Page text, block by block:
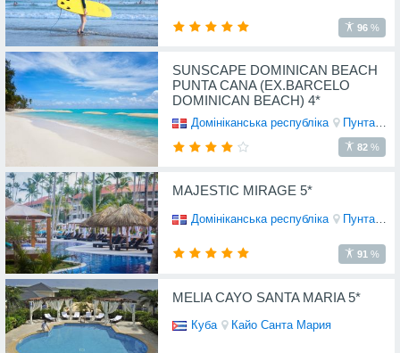
96%
SUNSCAPE DOMINICAN BEACH
PUNTA CANA (EX.BARCELO
DOMINICAN BEACH) 4*
Домініканська республіка Пунта Кана
82%
MAJESTIC MIRAGE 5*
Домініканська республіка Пунта Кана
91 %
MELIA CAYO SANTA MARIA 5*
Куба Кайо Санта Мария